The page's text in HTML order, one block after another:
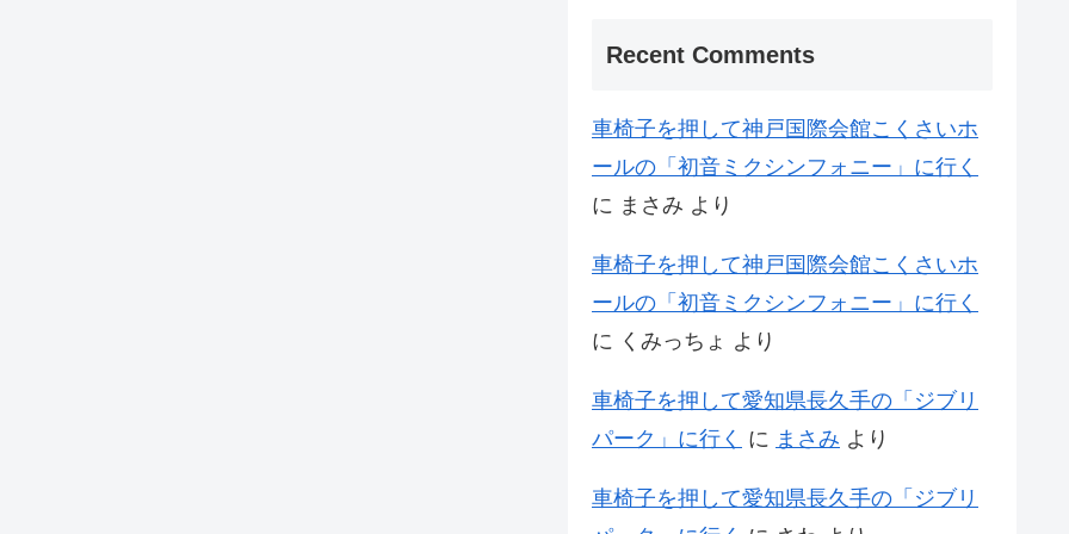
Recent Comments
車椅子を押して神戸国際会館こくさいホ
ールの「初音ミクシンフォニー」に行く
に まさみ より
車椅子を押して神戸国際会館こくさいホ
ールの「初音ミクシンフォニー」に行く
に くみっちょ より
車椅子を押して愛知県長久手の「ジブリ
パーク」に行く に まさみ より
車椅子を押して愛知県長久手の「ジブリ